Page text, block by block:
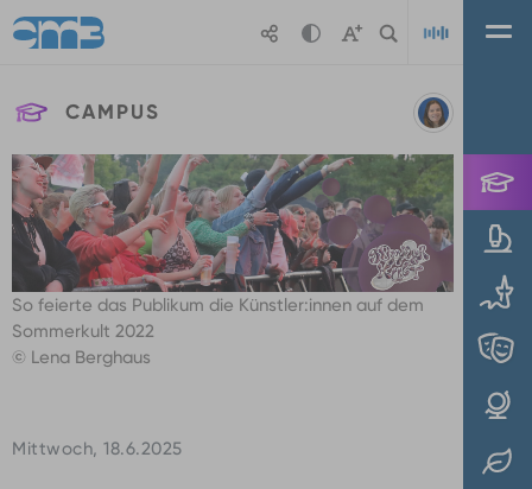
CAMPUS
Ridzewski
So feierte das Publikum die Künstler:innen auf dem
Sommerkult 2022
© Lena Berghaus
Mittwoch, 18.6.2025